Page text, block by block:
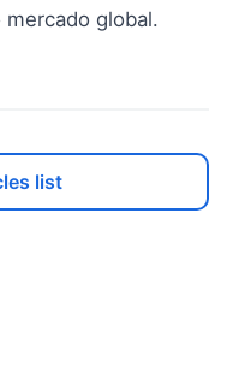
global.
list